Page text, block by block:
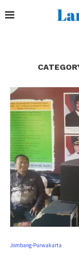
Jombang-Purwakarta